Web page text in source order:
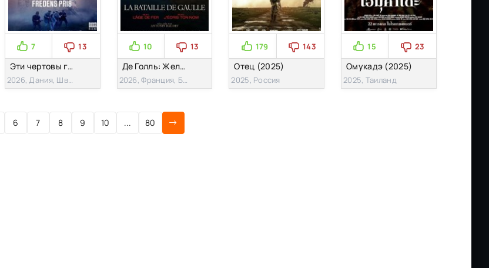
7 13
Эти чертовы годы 3: Цена мира (2026)
2026, Дания, Швеция
10 13
Де Голль: Железный век (2026)
2026, Франция, Бельгия, США
179 143
Отец (2025)
2025, Россия
15 23
Омукадэ (2025)
2025, Таиланд
6 7 8 9 10 ... 80